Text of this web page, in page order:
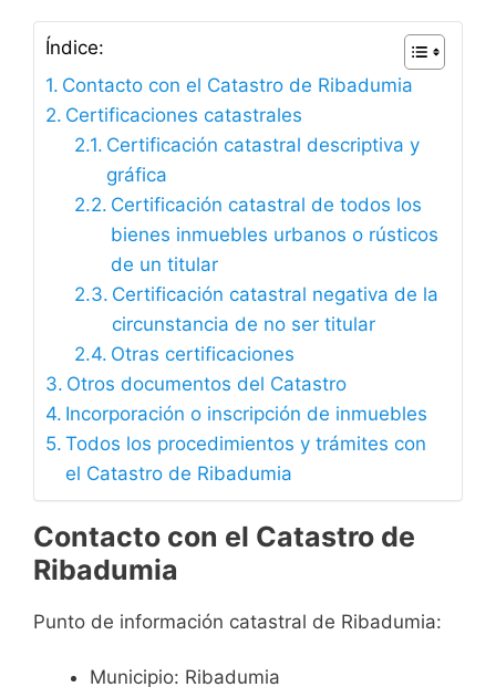
Índice:
Contacto con el Catastro de Ribadumia
Certificaciones catastrales
Certificación catastral descriptiva y
gráfica
Certificación catastral de todos los
bienes inmuebles urbanos o rústicos
de un titular
Certificación catastral negativa de la
circunstancia de no ser titular
Otras certificaciones
Otros documentos del Catastro
Incorporación o inscripción de inmuebles
Todos los procedimientos y trámites con
el Catastro de Ribadumia
Contacto con el Catastro de
Ribadumia
Punto de información catastral de Ribadumia:
Municipio: Ribadumia